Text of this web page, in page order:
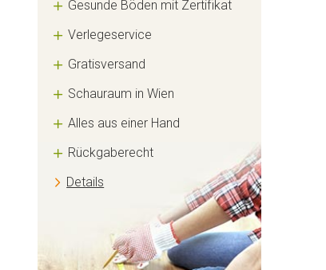
Gesunde Böden mit Zertifikat
Verlegeservice
Gratisversand
Schauraum in Wien
Alles aus einer Hand
Rückgaberecht
Details